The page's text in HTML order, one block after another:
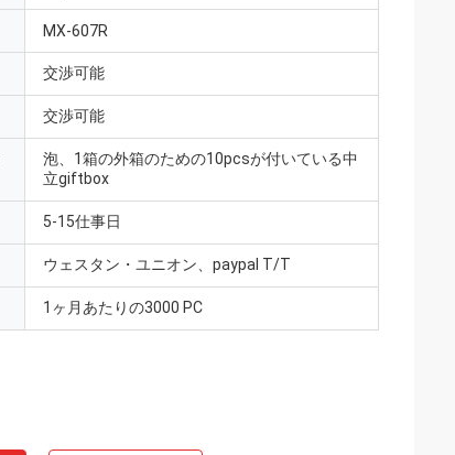
MX-607R
交渉可能
交渉可能
泡、1箱の外箱のための10pcsが付いている中
立giftbox
5-15仕事日
ウェスタン・ユニオン、paypal T/T
1ヶ月あたりの3000 PC